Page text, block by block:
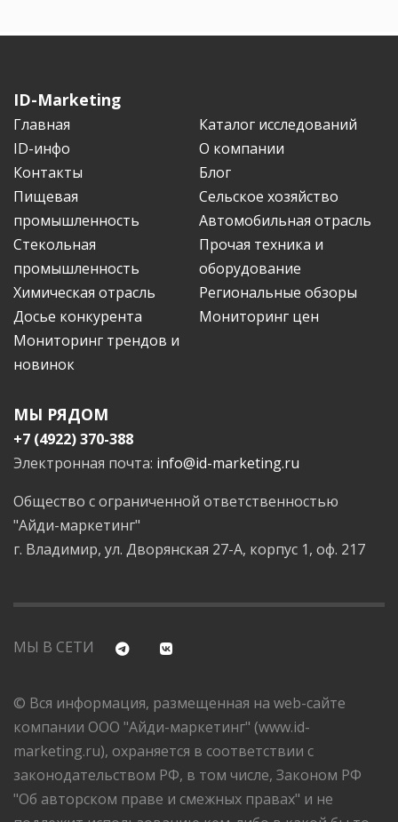
ID-Marketing
Главная
Каталог исследований
ID-инфо
О компании
Контакты
Блог
Пищевая
промышленность
Сельское хозяйство
Автомобильная отрасль
Стекольная
промышленность
Прочая техника и
оборудование
Химическая отрасль
Региональные обзоры
Досье конкурента
Мониторинг цен
Мониторинг трендов и
новинок
МЫ РЯДОМ
+7 (4922) 370-388
Электронная почта: info@id-marketing.ru
Общество с ограниченной ответственностью
"Айди-маркетинг"
г. Владимир, ул. Дворянская 27-А, корпус 1, оф. 217
МЫ В СЕТИ
© Вся информация, размещенная на web-сайте
компании ООО "Айди-маркетинг" (www.id-
marketing.ru), охраняется в соответствии с
законодательством РФ, в том числе, Законом РФ
"Об авторском праве и смежных правах" и не